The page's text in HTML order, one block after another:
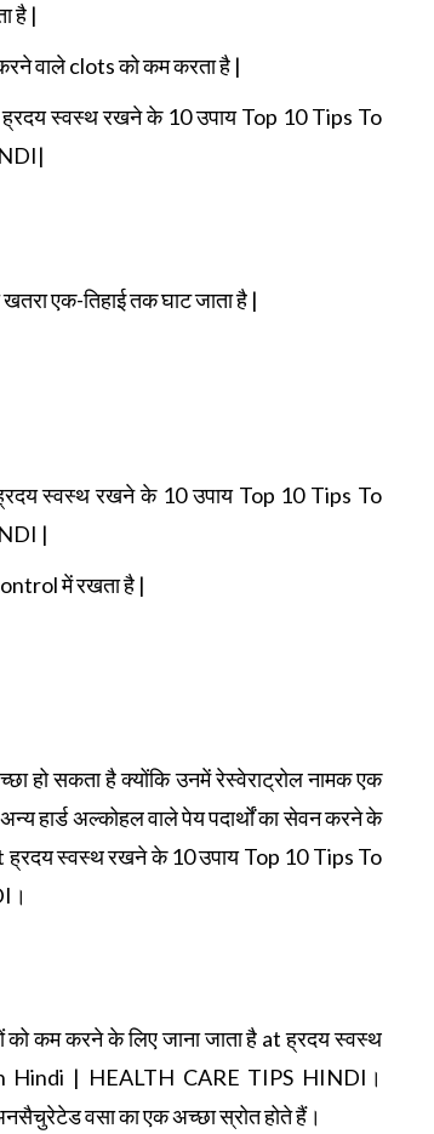
है |
वाले clots को कम करता है |
ह्रदय स्वस्थ रखने के 10 उपाय Top 10 Tips To
एक-तिहाई तक घाट जाता है |
स्वस्थ रखने के 10 उपाय Top 10 Tips To
|
में रखता है |
हो सकता है क्योंकि उनमें रेस्वेराट्रोल नामक एक
हार्ड अल्कोहल वाले पेय पदार्थों का सेवन करने के
at ह्रदय स्वस्थ रखने के 10 उपाय Top 10 Tips To
को कम करने के लिए जाना जाता है at ह्रदय स्वस्थ
| HEALTH CARE TIPS HINDI।
वसा का एक अच्छा स्रोत होते हैं।